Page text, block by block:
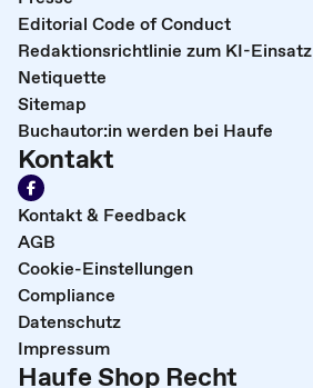
Editorial Code of Conduct
Redaktionsrichtlinie zum KI-Einsatz
Netiquette
Sitemap
Buchautor:in werden bei Haufe
Kontakt
Kontakt & Feedback
AGB
Cookie-Einstellungen
Compliance
Datenschutz
Impressum
Haufe Shop Recht